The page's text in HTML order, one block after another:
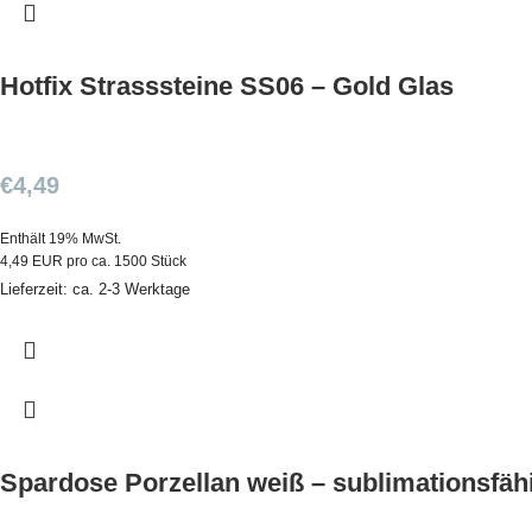
Hotfix Strasssteine SS06 – Gold Glas
€4,49
Enthält 19% MwSt.
4,49 EUR pro ca. 1500 Stück
Lieferzeit: ca. 2-3 Werktage
Spardose Porzellan weiß –